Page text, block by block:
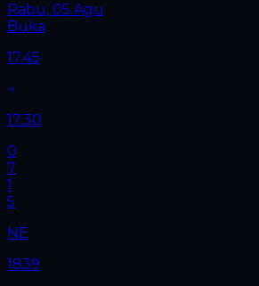
Rabu, 05 Agu
Buka
17.45
17.30
0
7
1
5
NE
1839